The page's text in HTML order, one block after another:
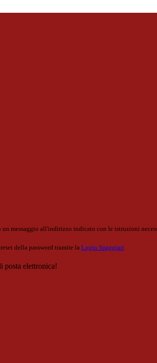
un messaggio all'indirizzo indicato con le istruzioni
della password tramite la Login Spaggiari
posta elettronica!